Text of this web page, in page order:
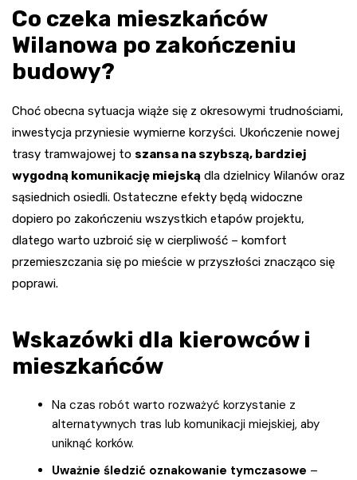
Co czeka mieszkańców
Wilanowa po zakończeniu
budowy?
Choć obecna sytuacja wiąże się z okresowymi trudnościami,
inwestycja przyniesie wymierne korzyści. Ukończenie nowej
trasy tramwajowej to szansa na szybszą, bardziej
wygodną komunikację miejską dla dzielnicy Wilanów oraz
sąsiednich osiedli. Ostateczne efekty będą widoczne
dopiero po zakończeniu wszystkich etapów projektu,
dlatego warto uzbroić się w cierpliwość – komfort
przemieszczania się po mieście w przyszłości znacząco się
poprawi.
Wskazówki dla kierowców i
mieszkańców
Na czas robót warto rozważyć korzystanie z
alternatywnych tras lub komunikacji miejskiej, aby
uniknąć korków.
Uważnie śledzić oznakowanie tymczasowe –